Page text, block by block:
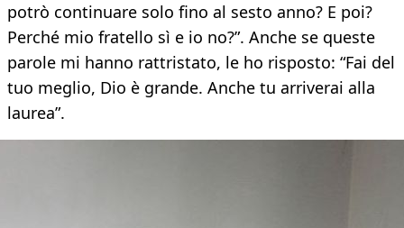
potrò continuare solo fino al sesto anno? E poi?
Perché mio fratello sì e io no?”. Anche se queste
parole mi hanno rattristato, le ho risposto: “Fai del
tuo meglio, Dio è grande. Anche tu arriverai alla
laurea”.